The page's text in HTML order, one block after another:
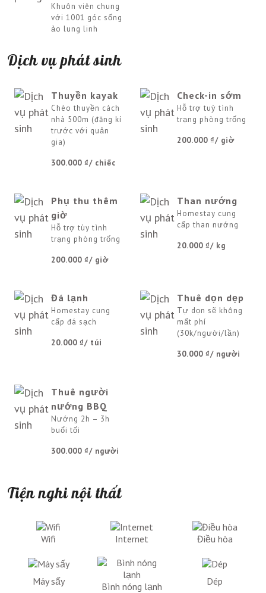
Khuôn viên chung
với 1001 góc sống
ảo lung linh
Dịch vụ phát sinh
Thuyền kayak
Chèo thuyền cách
nhà 500m (đăng kí
trước với quản
gia)
300.000 ₫/ chiếc
Check-in sớm
Hỗ trợ tuỳ tình
trạng phòng trống
200.000 ₫/ giờ
Phụ thu thêm
giờ
Hỗ trợ tùy tình
trạng phòng trống
200.000 ₫/ giờ
Than nướng
Homestay cung
cấp than nướng
20.000 ₫/ kg
Đá lạnh
Homestay cung
cấp đá sạch
20.000 ₫/ túi
Thuê dọn dẹp
Tự dọn sẽ không
mất phí
(30k/người/lần)
30.000 ₫/ người
Thuê người
nướng BBQ
Nướng 2h – 3h
buổi tối
300.000 ₫/ người
Tiện nghi nội thất
Wifi Internet Điều hòa
Máy sấy Bình nóng lạnh Dép